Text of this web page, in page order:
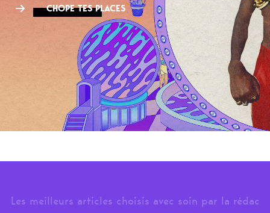
CHOPE TES PLACES
Les meilleurs articles choisis avec soin par la rédac